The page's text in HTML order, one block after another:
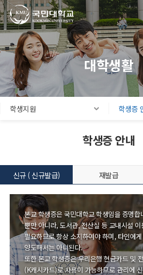
주메뉴 바로가기
본문내용 바로가기
푸터 바로가기
국민대학교
대학생활
학생지원 학생증
학생증 안내
신규 ( 신규발급) 재발급
본교 학생증은 국민대학교 학생임을 증명합
뿐만 아니라, 도서관, 전산실 등 교내시설
필요하므로 항상 소지하여야 하며, 타인에
양도해서는 아니된다.
또한 본교 학생증은 우리은행 현금카드 및
(K캐시카드)로 사용이 가능하므로 관리에